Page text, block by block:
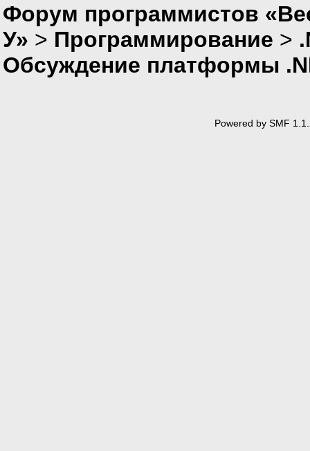
Форум программистов
У» > Программирование >
Обсуждение платформы
Powered by SMF